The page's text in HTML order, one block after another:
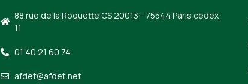
88 rue de la Roquette CS 20013 - 75544 Paris cedex
11
01 40 21 60 74
afdet@afdet.net